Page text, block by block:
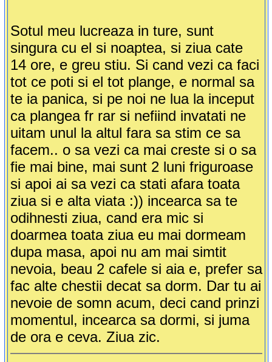
Sotul meu lucreaza in ture, sunt
singura cu el si noaptea, si ziua cate
14 ore, e greu stiu. Si cand vezi ca faci
tot ce poti si el tot plange, e normal sa
te ia panica, si pe noi ne lua la inceput
ca plangea fr rar si nefiind invatati ne
uitam unul la altul fara sa stim ce sa
facem.. o sa vezi ca mai creste si o sa
fie mai bine, mai sunt 2 luni friguroase
si apoi ai sa vezi ca stati afara toata
ziua si e alta viata :)) incearca sa te
odihnesti ziua, cand era mic si
doarmea toata ziua eu mai dormeam
dupa masa, apoi nu am mai simtit
nevoia, beau 2 cafele si aia e, prefer sa
fac alte chestii decat sa dorm. Dar tu ai
nevoie de somn acum, deci cand prinzi
momentul, incearca sa dormi, si juma
de ora e ceva. Ziua zic.